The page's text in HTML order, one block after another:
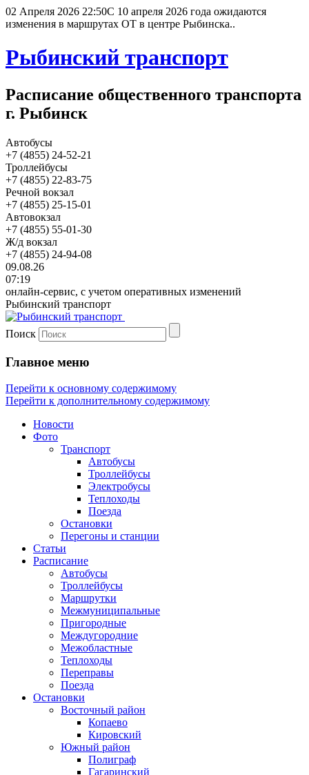
02 Апреля 2026 22:50С 10 апреля 2026 года ожидаются
изменения в маршрутах ОТ в центре Рыбинска..
Рыбинский транспорт
Расписание общественного транспорта
г. Рыбинск
Автобусы
+7 (4855) 24-52-21
Троллейбусы
+7 (4855) 22-83-75
Речной вокзал
+7 (4855) 25-15-01
Автовокзал
+7 (4855) 55-01-30
Ж/д вокзал
+7 (4855) 24-94-08
09.08.26
07:19
онлайн-сервис, с учетом оперативных изменений
Рыбинский транспорт
Поиск
Главное меню
Перейти к основному содержимому
Перейти к дополнительному содержимому
Новости
Фото
Транспорт
Автобусы
Троллейбусы
Электробусы
Теплоходы
Поезда
Остановки
Перегоны и станции
Статьи
Расписание
Автобусы
Троллейбусы
Маршрутки
Межмуниципальные
Пригородные
Междугородние
Межобластные
Теплоходы
Переправы
Поезда
Остановки
Восточный район
Копаево
Кировский
Южный район
Полиграф
Гагаринский